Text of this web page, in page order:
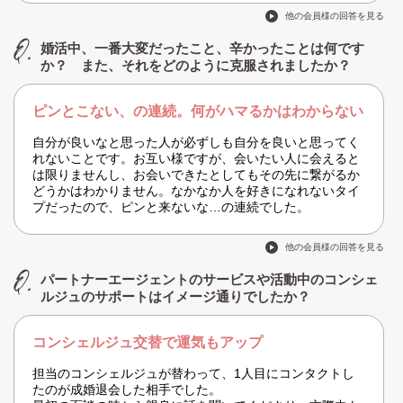
他の会員様の回答を見る
婚活中、一番大変だったこと、辛かったことは何です
か？ また、それをどのように克服されましたか？
ピンとこない、の連続。何がハマるかはわからない
自分が良いなと思った人が必ずしも自分を良いと思ってく
れないことです。お互い様ですが、会いたい人に会えると
は限りませんし、お会いできたとしてもその先に繋がるか
どうかはわかりません。なかなか人を好きになれないタイ
プだったので、ピンと来ないな…の連続でした。
他の会員様の回答を見る
パートナーエージェントのサービスや活動中のコンシェ
ルジュのサポートはイメージ通りでしたか？
コンシェルジュ交替で運気もアップ
担当のコンシェルジュが替わって、1人目にコンタクトし
たのが成婚退会した相手でした。